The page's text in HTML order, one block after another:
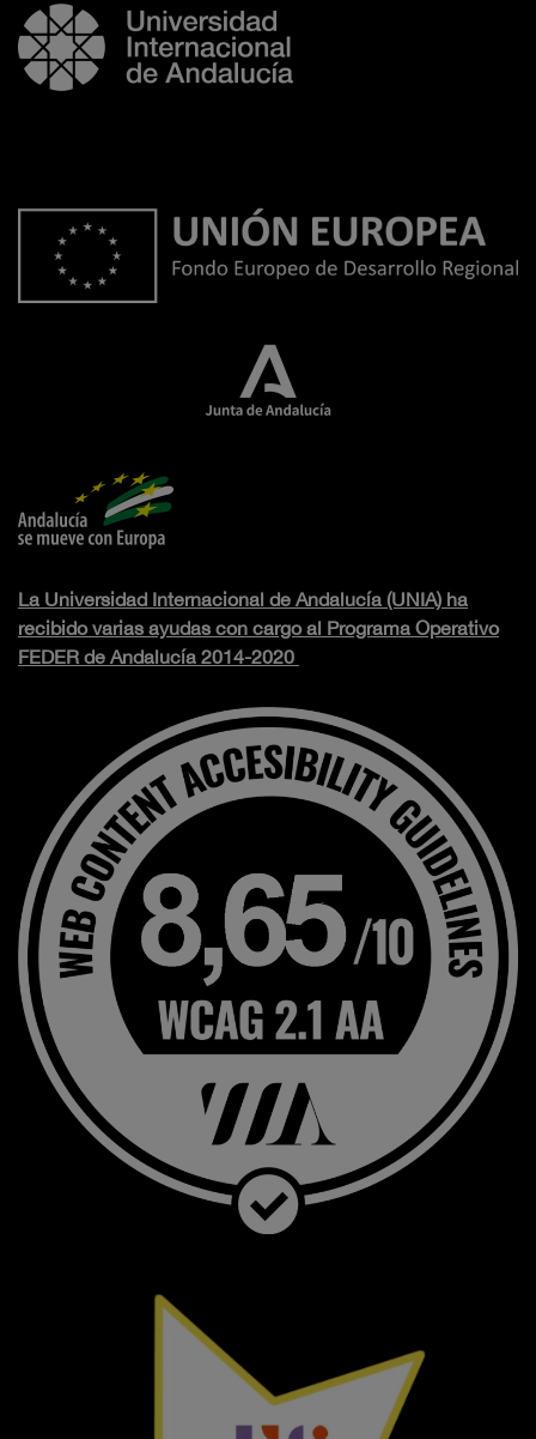
La Universidad Internacional de Andalucía (UNIA) ha
recibido varias ayudas con cargo al Programa Operativo
FEDER de Andalucía 2014-2020